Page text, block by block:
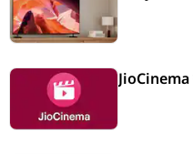
JioCinema